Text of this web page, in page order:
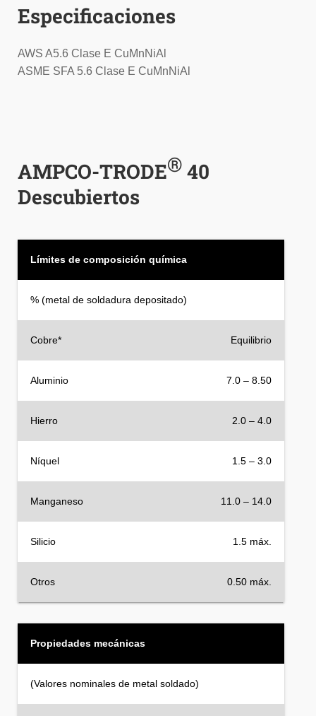
Especificaciones
AWS A5.6 Clase E CuMnNiAl
ASME SFA 5.6 Clase E CuMnNiAl
AMPCO-TRODE®40
Descubiertos
Límites de composición química
% (metal de soldadura depositado)
Cobre* Equilibrio
Aluminio 7.0 – 8.50
Hierro 2.0 – 4.0
Níquel 1.5 – 3.0
Manganeso 11.0 – 14.0
Silicio 1.5 máx.
Otros 0.50 máx.
Propiedades mecánicas
(Valores nominales de metal soldado)